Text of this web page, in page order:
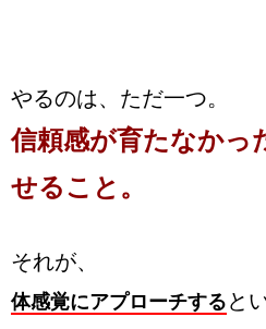
やるのは、ただ一つ。
信頼感が育たなかっ
せること。
それが、
体感覚にアプローチする と